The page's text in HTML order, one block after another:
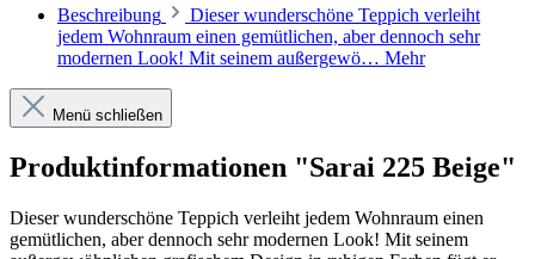
Beschreibung
Dieser wunderschöne Teppich verleiht
jedem Wohnraum einen gemütlichen, aber dennoch sehr
modernen Look! Mit seinem außergewö… Mehr
Menü schließen
Produktinformationen "Sarai 225 Beige"
Dieser wunderschöne Teppich verleiht jedem Wohnraum einen
gemütlichen, aber dennoch sehr modernen Look! Mit seinem